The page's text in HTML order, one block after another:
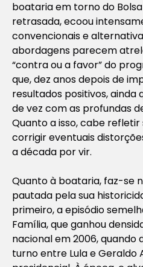
boataria em torno do
retrasada, ecoou
convencionais e
abordagens parecem
“contra ou a favor” do
que, dez anos depois de
resultados positivos,
de vez com as profundas
Quanto a isso, cabe
corrigir eventuais
a década por vir.
Quanto à boataria, faz-se
pautada pela sua
primeiro, a episódio
Família, que ganhou
nacional em 2006, quando
turno entre Lula e Geraldo